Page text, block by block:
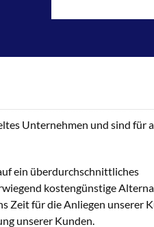
Unternehmen und sind für
ein überdurchschnittliches
kostengünstige
Zeit für die Anliegen unserer
unserer Kunden.